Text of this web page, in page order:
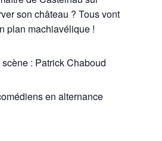
son château ? Tous vont
plan machiavélique !
: Patrick Chaboud
en alternance